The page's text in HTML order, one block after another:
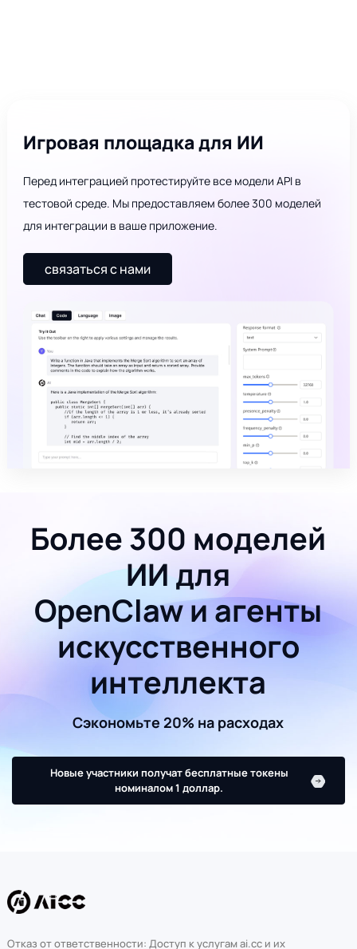
Игровая площадка для ИИ
Перед интеграцией протестируйте все модели API в
тестовой среде. Мы предоставляем более 300 моделей
для интеграции в ваше приложение.
связаться с нами
Более 300 моделей
ИИ для
OpenClaw и агенты
искусственного
интеллекта
Сэкономьте 20% на расходах
Новые участники получат бесплатные токены
номиналом 1 доллар.
Отказ от ответственности: Доступ к услугам ai.cc и их